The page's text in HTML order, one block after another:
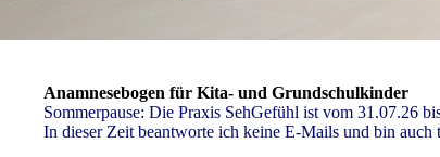
Anamnesebogen für Kita- und Grundschulkinder
Sommerpause: Die Praxis SehGefühl ist vom 31.07.26
In dieser Zeit beantworte ich keine E-Mails und bin